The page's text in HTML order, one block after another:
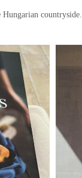
countryside.